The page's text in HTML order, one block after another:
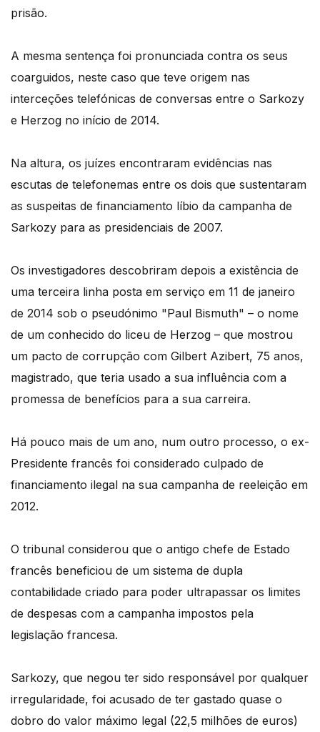
prisão.
A mesma sentença foi pronunciada contra os seus
coarguidos, neste caso que teve origem nas
interceções telefónicas de conversas entre o Sarkozy
e Herzog no início de 2014.
Na altura, os juízes encontraram evidências nas
escutas de telefonemas entre os dois que sustentaram
as suspeitas de financiamento líbio da campanha de
Sarkozy para as presidenciais de 2007.
Os investigadores descobriram depois a existência de
uma terceira linha posta em serviço em 11 de janeiro
de 2014 sob o pseudónimo "Paul Bismuth" – o nome
de um conhecido do liceu de Herzog – que mostrou
um pacto de corrupção com Gilbert Azibert, 75 anos,
magistrado, que teria usado a sua influência com a
promessa de benefícios para a sua carreira.
Há pouco mais de um ano, num outro processo, o ex-
Presidente francês foi considerado culpado de
financiamento ilegal na sua campanha de reeleição em
2012.
O tribunal considerou que o antigo chefe de Estado
francês beneficiou de um sistema de dupla
contabilidade criado para poder ultrapassar os limites
de despesas com a campanha impostos pela
legislação francesa.
Sarkozy, que negou ter sido responsável por qualquer
irregularidade, foi acusado de ter gastado quase o
dobro do valor máximo legal (22,5 milhões de euros)